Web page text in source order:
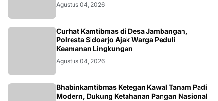
Agustus 04, 2026
Curhat Kamtibmas di Desa Jambangan,
Polresta Sidoarjo Ajak Warga Peduli
Keamanan Lingkungan
Agustus 04, 2026
Bhabinkamtibmas Ketegan Kawal Tanam Padi
Modern, Dukung Ketahanan Pangan Nasional